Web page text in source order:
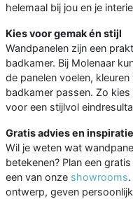
helemaal bij jou en je
Kies voor gemak én stijl
Wandpanelen zijn een
badkamer. Bij Molenaar
de panelen voelen,
badkamer passen. Zo
voor een stijlvol
Gratis advies en inspiratie
Wil je weten wat
betekenen? Plan een
een van onze showrooms
ontwerp, geven